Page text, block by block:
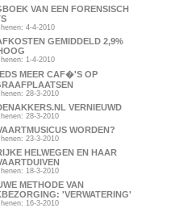
VAN EEN FORENSISCH
4-4-2010
GEMIDDELD 2,9%
1-4-2010
MEER CAF�'S OP
28-3-2010
VERNIEUWD
28-3-2010
WORDEN?
23-3-2010
HELWEGEN EN HAAR
18-3-2010
METHODE VAN
'VERWATERING'
16-3-2010